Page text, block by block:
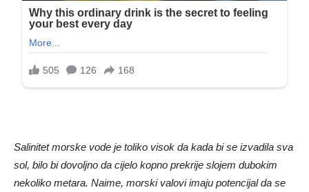
Salinitet morske vode je toliko visok da kada bi se izvadila sva
sol, bilo bi dovoljno da cijelo kopno prekrije slojem dubokim
nekoliko metara. Naime, morski valovi imaju potencijal da se